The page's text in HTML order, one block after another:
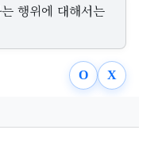
행위에 대해서는
O X